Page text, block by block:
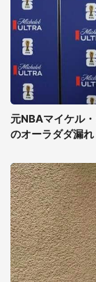
元NBAマイケル
のオーラダダ漏